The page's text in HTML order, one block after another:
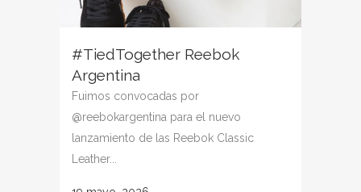
#TiedTogether Reebok
Argentina
Fuimos convocadas por
@reebokargentina para el nuevo
lanzamiento de las Reebok Classic
Leather...